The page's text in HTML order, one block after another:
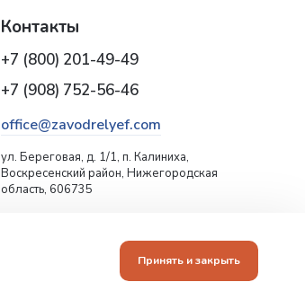
Контакты
+7 (800) 201-49-49
+7 (908) 752-56-46
office@zavodrelyef.com
ул. Береговая, д. 1/1, п. Калиниха,
Воскресенский район, Нижегородская
область, 606735
Принять и закрыть